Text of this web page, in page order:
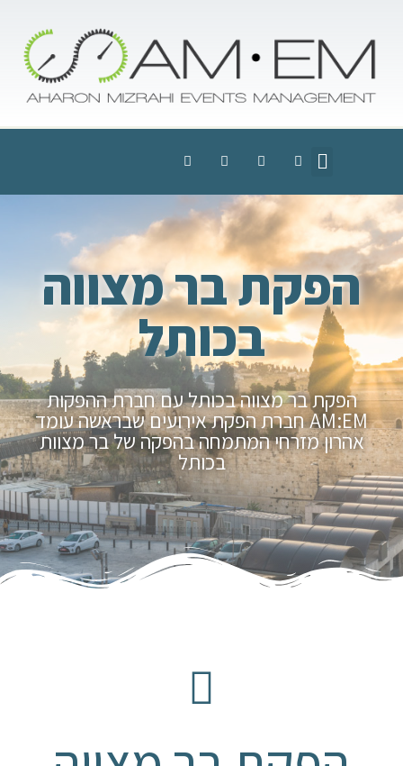
הפקת בר מצווה
בכותל
הפקת בר מצווה בכותל עם חברת ההפקות
AM:EM חברת הפקת אירועים שבראשה עומד
אהרון מזרחי המתמחה בהפקה של בר מצוות
בכותל